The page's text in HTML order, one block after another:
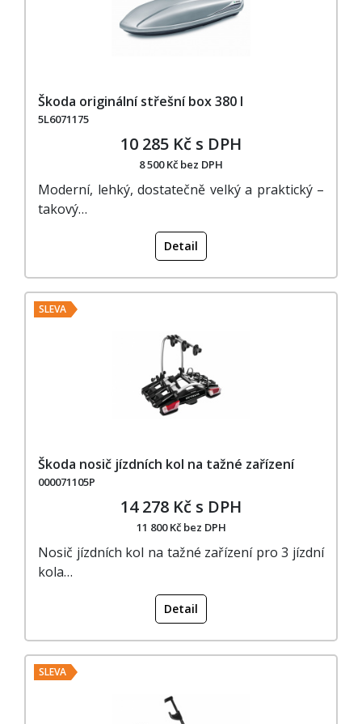
Škoda originální střešní box 380 l
5L6071175
10 285 Kč s DPH
8 500 Kč bez DPH
Moderní, lehký, dostatečně velký a praktický –
takový…
Detail
SLEVA
Škoda nosič jízdních kol na tažné zařízení
000071105P
14 278 Kč s DPH
11 800 Kč bez DPH
Nosič jízdních kol na tažné zařízení pro 3 jízdní
kola…
Detail
SLEVA